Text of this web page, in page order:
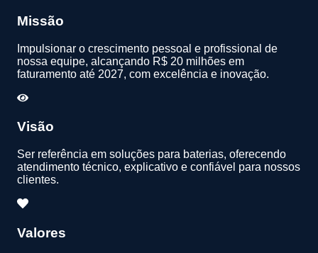
Missão
Impulsionar o crescimento pessoal e profissional de
nossa equipe, alcançando R$ 20 milhões em
faturamento até 2027, com excelência e inovação.
Visão
Ser referência em soluções para baterias, oferecendo
atendimento técnico, explicativo e confiável para nossos
clientes.
Valores